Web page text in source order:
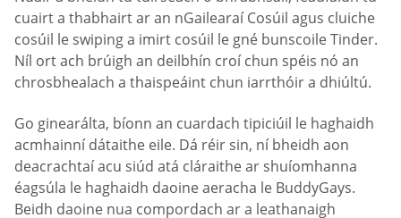
cuairt a thabhairt ar an nGailearaí Cosúil agus cluiche
cosúil le swiping a imirt cosúil le gné bunscoile Tinder.
Níl ort ach brúigh an deilbhín croí chun spéis nó an
chrosbhealach a thaispeáint chun iarrthóir a dhiúltú.
Go ginearálta, bíonn an cuardach tipiciúil le haghaidh
acmhainní dátaithe eile. Dá réir sin, ní bheidh aon
deacrachtaí acu siúd atá cláraithe ar shuíomhanna
éagsúla le haghaidh daoine aeracha le BuddyGays.
Beidh daoine nua compordach ar a leathanaigh